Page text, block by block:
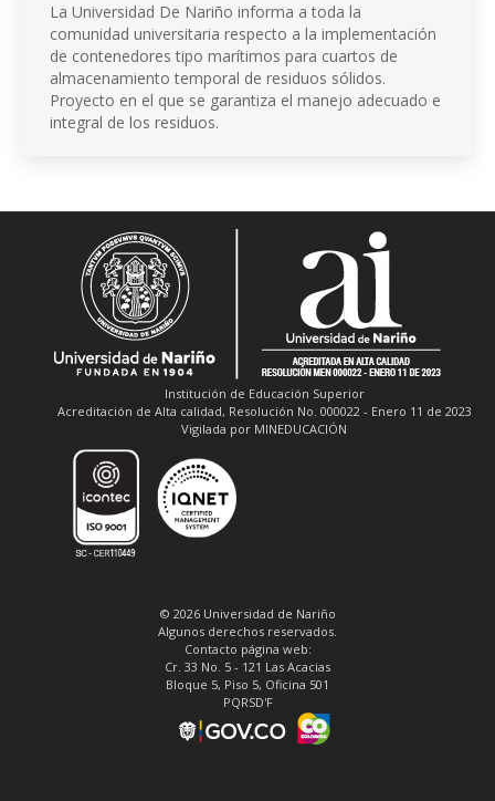
La Universidad De Nariño informa a toda la
comunidad universitaria respecto a la implementación
de contenedores tipo marítimos para cuartos de
almacenamiento temporal de residuos sólidos.
Proyecto en el que se garantiza el manejo adecuado e
integral de los residuos.
Institución de Educación Superior
Acreditación de Alta calidad, Resolución No. 000022 - Enero 11 de 2023
Vigilada por MINEDUCACIÓN
© 2026 Universidad de Nariño
Algunos derechos reservados.
Contacto página web:
Cr. 33 No. 5 - 121 Las Acacias
Bloque 5, Piso 5, Oficina 501
PQRSD'F